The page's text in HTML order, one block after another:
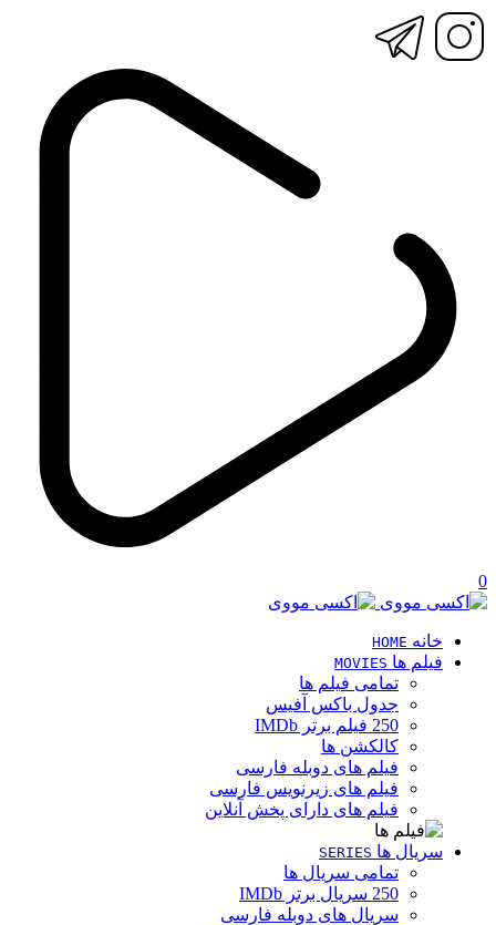
0
خانه HOME
فیلم ها MOVIES
تمامی فیلم ها
جدول باکس آفیس
250 فیلم برتر IMDb
کالکشن ها
فیلم های دوبله فارسی
فیلم های زیرنویس فارسی
فیلم های دارای پخش آنلاین
سریال ها SERIES
تمامی سریال ها
250 سریال برتر IMDb
سریال های دوبله فارسی